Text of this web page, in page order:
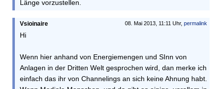
Länge vorzustellen.
08. Mai 2013, 11:11 Uhr, permalink
Vsioinaire
Hi
Wenn hier anhand von Energiemengen und SInn von
Anlagen in der Dritten Welt gesprochen wird, dan merke ich
einfach das ihr von Channelings an sich keine Ahnung habt.